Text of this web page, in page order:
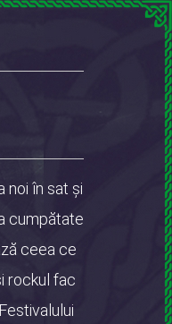
noi în sat și
cumpătate
ceea ce
rockul fac